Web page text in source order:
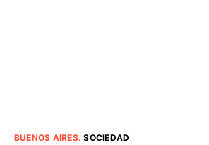
BUENOS AIRES.SOCIEDAD